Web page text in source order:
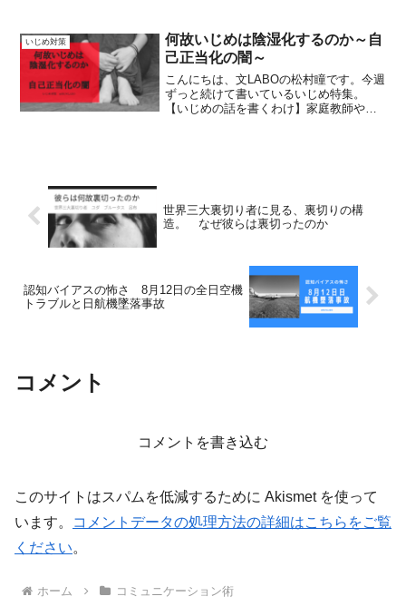
らです。今出逢う生徒達やご両親などに
この話をすると、「全...
いじめ対策
何故いじめは陰湿化するのか～自
己正当化の闇～
こんにちは、文LABOの松村瞳です。今週
ずっと続けて書いているいじめ特集。
【いじめの話を書くわけ】家庭教師や塾
世界三大裏切り者に見る、裏切りの構
造。 なぜ彼らは裏切ったのか
認知バイアスの怖さ 8月12日の全日空機
トラブルと日航機墜落事故
コメント
コメントを書き込む
このサイトはスパムを低減するために Akismet を使って
います。
コメントデータの処理方法の詳細はこちらをご覧
ください。
ホーム コミュニケーション術